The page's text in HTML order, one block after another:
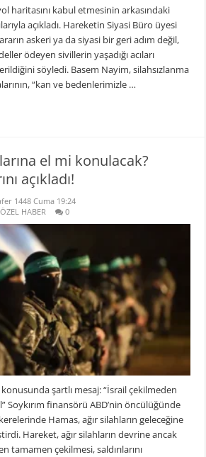
haritasını kabul etmesinin arkasındaki
açıkladı. Hareketin Siyasi Büro üyesi
askeri ya da siyasi bir geri adım değil,
ödeyen sivillerin yaşadığı acıları
söyledi. Basem Nayim, silahsızlanma
“kan ve bedenlerimizle …
el mi konulacak?
açıkladı!
1448 Cuma 19:24
,ÖZEL HABER 0
konusunda şartlı mesaj: “İsrail çekilmeden
Soykırım finansörü ABD’nin öncülüğünde
Hamas, ağır silahların geleceğine
Hareket, ağır silahların devrine ancak
tamamen çekilmesi, saldırılarını